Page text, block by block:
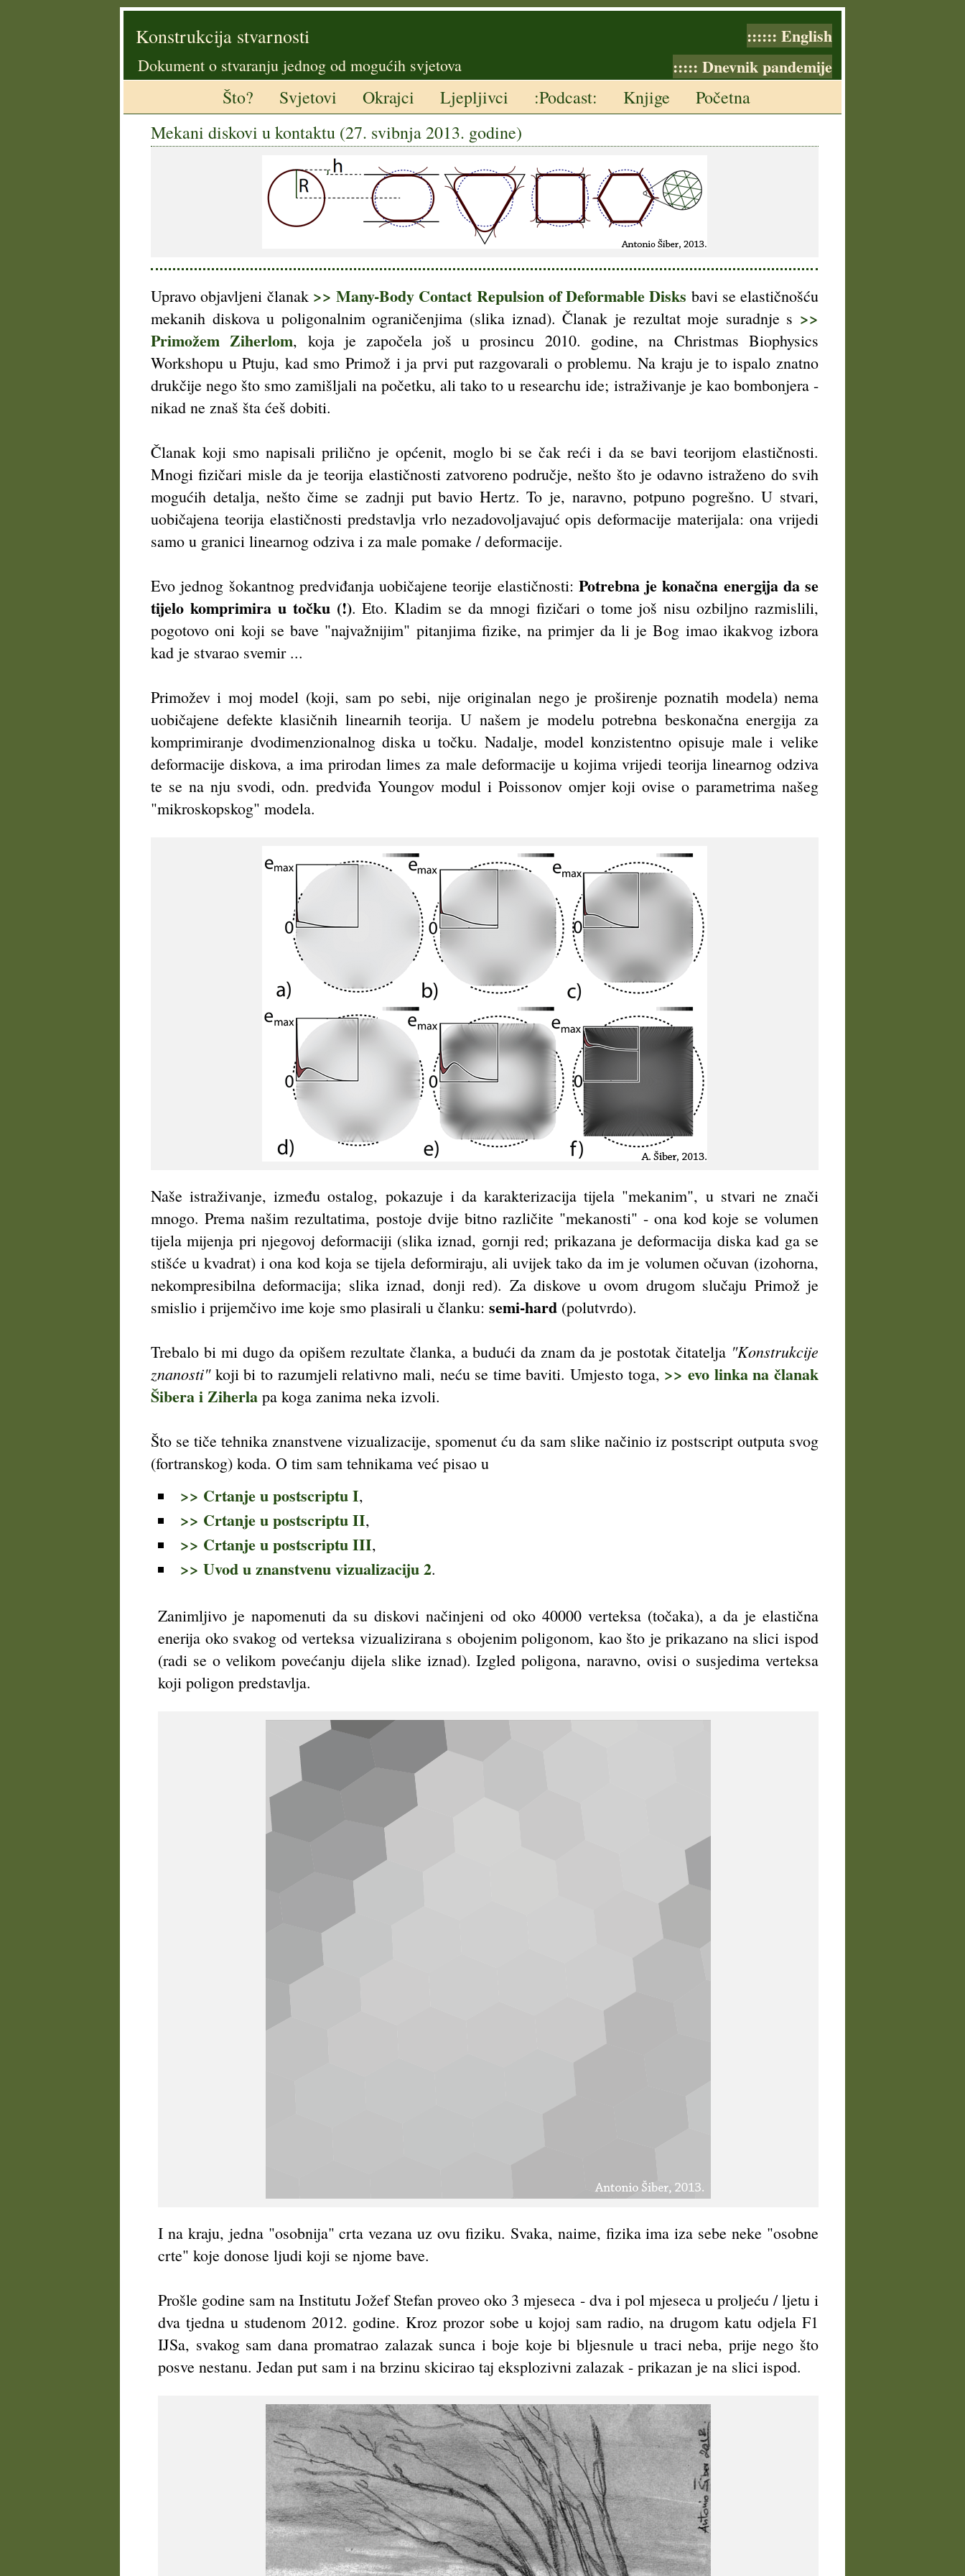
Konstrukcija stvarnosti :::::: English
Dokument o stvaranju jednog od mogućih svjetova ::::: Dnevnik pandemije
Što? Svjetovi Okrajci Ljepljivci :Podcast: Knjige
Početna
Mekani diskovi u kontaktu (27. svibnja 2013. godine)
Upravo objavljeni članak >> Many-Body Contact Repulsion of Deformable Disks bavi se elastičnošću
mekanih diskova u poligonalnim ograničenjima (slika iznad). Članak je rezultat moje suradnje s >>
Primožem Ziherlom, koja je započela još u prosincu 2010. godine, na Christmas Biophysics
Workshopu u Ptuju, kad smo Primož i ja prvi put razgovarali o problemu. Na kraju je to ispalo znatno
drukčije nego što smo zamišljali na početku, ali tako to u researchu ide; istraživanje je kao bombonjera -
nikad ne znaš šta ćeš dobiti.
Članak koji smo napisali prilično je općenit, moglo bi se čak reći i da se bavi teorijom elastičnosti.
Mnogi fizičari misle da je teorija elastičnosti zatvoreno područje, nešto što je odavno istraženo do svih
mogućih detalja, nešto čime se zadnji put bavio Hertz. To je, naravno, potpuno pogrešno. U stvari,
uobičajena teorija elastičnosti predstavlja vrlo nezadovoljavajuć opis deformacije materijala: ona vrijedi
samo u granici linearnog odziva i za male pomake / deformacije.
Evo jednog šokantnog predviđanja uobičajene teorije elastičnosti: Potrebna je konačna energija da se
tijelo komprimira u točku (!). Eto. Kladim se da mnogi fizičari o tome još nisu ozbiljno razmislili,
pogotovo oni koji se bave "najvažnijim" pitanjima fizike, na primjer da li je Bog imao ikakvog izbora
kad je stvarao svemir ...
Primožev i moj model (koji, sam po sebi, nije originalan nego je proširenje poznatih modela) nema
uobičajene defekte klasičnih linearnih teorija. U našem je modelu potrebna beskonačna energija za
komprimiranje dvodimenzionalnog diska u točku. Nadalje, model konzistentno opisuje male i velike
deformacije diskova, a ima prirodan limes za male deformacije u kojima vrijedi teorija linearnog odziva
te se na nju svodi, odn. predviđa Youngov modul i Poissonov omjer koji ovise o parametrima našeg
"mikroskopskog" modela.
Naše istraživanje, između ostalog, pokazuje i da karakterizacija tijela "mekanim", u stvari ne znači
mnogo. Prema našim rezultatima, postoje dvije bitno različite "mekanosti" - ona kod koje se volumen
tijela mijenja pri njegovoj deformaciji (slika iznad, gornji red; prikazana je deformacija diska kad ga se
stišće u kvadrat) i ona kod koja se tijela deformiraju, ali uvijek tako da im je volumen očuvan (izohorna,
nekompresibilna deformacija; slika iznad, donji red). Za diskove u ovom drugom slučaju Primož je
smislio i prijemčivo ime koje smo plasirali u članku: semi-hard (polutvrdo).
Trebalo bi mi dugo da opišem rezultate članka, a budući da znam da je postotak čitatelja "Konstrukcije
znanosti"koji bi to razumjeli relativno mali, neću se time baviti. Umjesto toga, >> evo linka na članak
Šibera i Ziherla pa koga zanima neka izvoli.
Što se tiče tehnika znanstvene vizualizacije, spomenut ću da sam slike načinio iz postscript outputa svog
(fortranskog) koda. O tim sam tehnikama već pisao u
>> Crtanje u postscriptu I,
>> Crtanje u postscriptu II,
>> Crtanje u postscriptu III,
>> Uvod u znanstvenu vizualizaciju 2.
Zanimljivo je napomenuti da su diskovi načinjeni od oko 40000 verteksa (točaka), a da je elastična
enerija oko svakog od verteksa vizualizirana s obojenim poligonom, kao što je prikazano na slici ispod
(radi se o velikom povećanju dijela slike iznad). Izgled poligona, naravno, ovisi o susjedima verteksa
koji poligon predstavlja.
I na kraju, jedna "osobnija" crta vezana uz ovu fiziku. Svaka, naime, fizika ima iza sebe neke "osobne
crte" koje donose ljudi koji se njome bave.
Prošle godine sam na Institutu Jožef Stefan proveo oko 3 mjeseca - dva i pol mjeseca u proljeću / ljetu i
dva tjedna u studenom 2012. godine. Kroz prozor sobe u kojoj sam radio, na drugom katu odjela F1
IJSa, svakog sam dana promatrao zalazak sunca i boje koje bi bljesnule u traci neba, prije nego što
posve nestanu. Jedan put sam i na brzinu skicirao taj eksplozivni zalazak - prikazan je na slici ispod.